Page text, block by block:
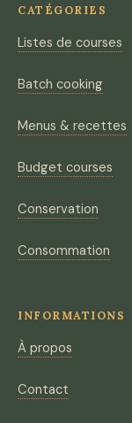
CATÉGORIES
Listes de courses
Batch cooking
Menus & recettes
Budget courses
Conservation
Consommation
INFORMATIONS
À propos
Contact